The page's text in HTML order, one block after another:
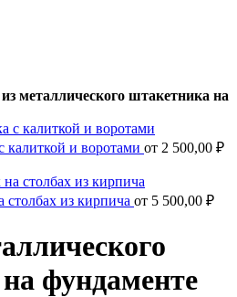
металлического штакетника на
калиткой и воротами от 2 500,00 ₽
из кирпича от 5 500,00 ₽
фундаменте